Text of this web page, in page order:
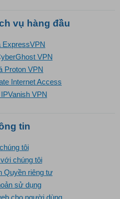
vụ hàng đầu
ExpressVPN
VPN
Proton VPN
Internet Access
VPN
tin
tôi
chúng tôi
Quyền riêng tư
sử dụng
cho người dùng